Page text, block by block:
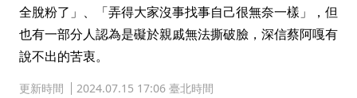
全脫粉了」、「弄得大家沒事找事自己很無奈一樣」，但
也有一部分人認為是礙於親戚無法撕破臉，深信蔡阿嘎有
說不出的苦衷。
更新時間 2024.07.15 17:06 臺北時間